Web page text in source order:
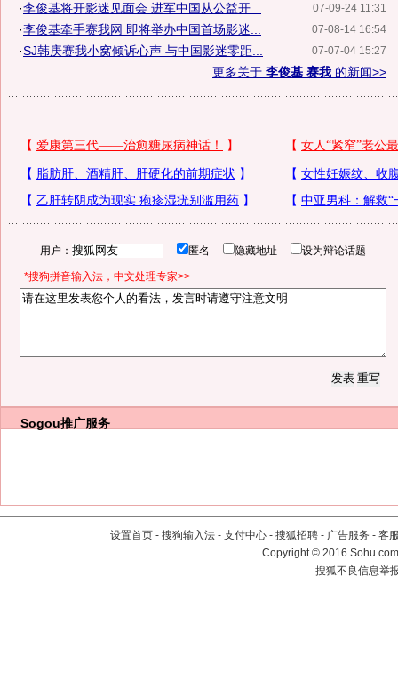
07-09-24 11:31
·李俊基将开影迷见面会 进军中国从公益开...
07-08-14 16:54
·李俊基牵手赛我网 即将举办中国首场影迷...
07-07-04 15:27
·SJ韩庚赛我小窝倾诉心声 与中国影迷零距...
更多关于 李俊基 赛我 的新闻>>
用户： 匿名 隐藏地址 设为辩论话题
*搜狗拼音输入法，中文处理专家>>
Sogou推广服务
设置首页 - 搜狗输入法 - 支付中心 - 搜狐招聘 - 广告服务 - 客
Copyright©2016
搜狐不良信息举